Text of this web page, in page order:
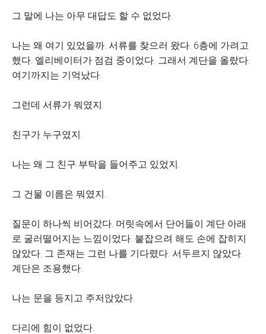
그 말에 나는 아무 대답도 할 수 없었다.
나는 왜 여기 있었을까. 서류를 찾으러 왔다. 6층에 가려고
했다. 엘리베이터가 점검 중이었다. 그래서 계단을 올랐다.
여기까지는 기억났다.
그런데 서류가 뭐였지.
친구가 누구였지.
나는 왜 그 친구 부탁을 들어주고 있었지.
그 건물 이름은 뭐였지.
질문이 하나씩 비어갔다. 머릿속에서 단어들이 계단 아래
로 굴러떨어지는 느낌이었다. 붙잡으려 해도 손에 잡히지
않았다. 그 존재는 그런 나를 기다렸다. 서두르지 않았다.
계단은 조용했다.
나는 문을 등지고 주저앉았다.
다리에 힘이 없었다.